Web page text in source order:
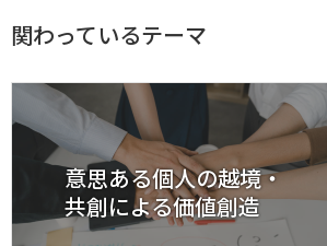
関わっているテーマ
意思ある個人の越境・
共創による価値創造